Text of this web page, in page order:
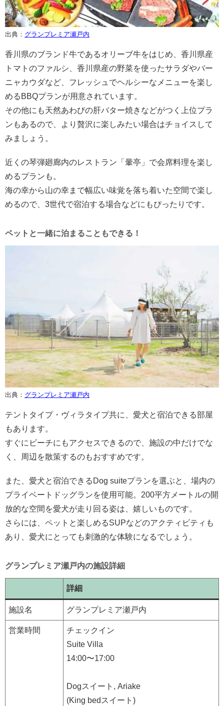
出典： グランプレミア瀬戸内
香川県のブランド牛であるオリーブ牛をはじめ、香川県産
トマトのファルシ、香川県産の野菜を使ったサラダやバー
ニャカウダなど、フレッシュでヘルシーなメニューを楽し
めるBBQプランが用意されています。
その他にも天然あわびの肝バター焼きなどがつく上位プラ
ンもあるので、より贅沢に楽しみたい場合はチョイスして
みましょう。
近くの琴弾廻廊内のレストラン「暈亭」で会席料理を楽し
めるプランも。
海の幸から山の幸まで幅広い味覚を落ち着いた空間で楽し
めるので、3世代で宿泊する場合などにもぴったりです。
ペットと一緒に泊まることもできる！
出典： グランプレミア瀬戸内
テントタイプ・ヴィラタイプ共に、愛犬と宿泊できる部屋
もあります。
すぐにビーチにもアクセスできるので、施設の中だけでな
く、周辺を散策するのもおすすめです。
また、愛犬と宿泊できるDog suiteプランを選ぶと、場内の
プライベートドッグランを使用可能。200平方メートルの開
放的な空間を愛犬が走り回る姿は、嬉しいものです。
さらには、ペットと楽しめるSUPなどのアクティビティも
あり、愛犬にとっても刺激的な体験になるでしょう。
グランプレミア瀬戸内の施設詳細
詳細
施設名 グランプレミア瀬戸内
営業時間
チェックイン
Suite Villa
14:00〜17:00
Dogスイート, Ariake
(King bedスイート)